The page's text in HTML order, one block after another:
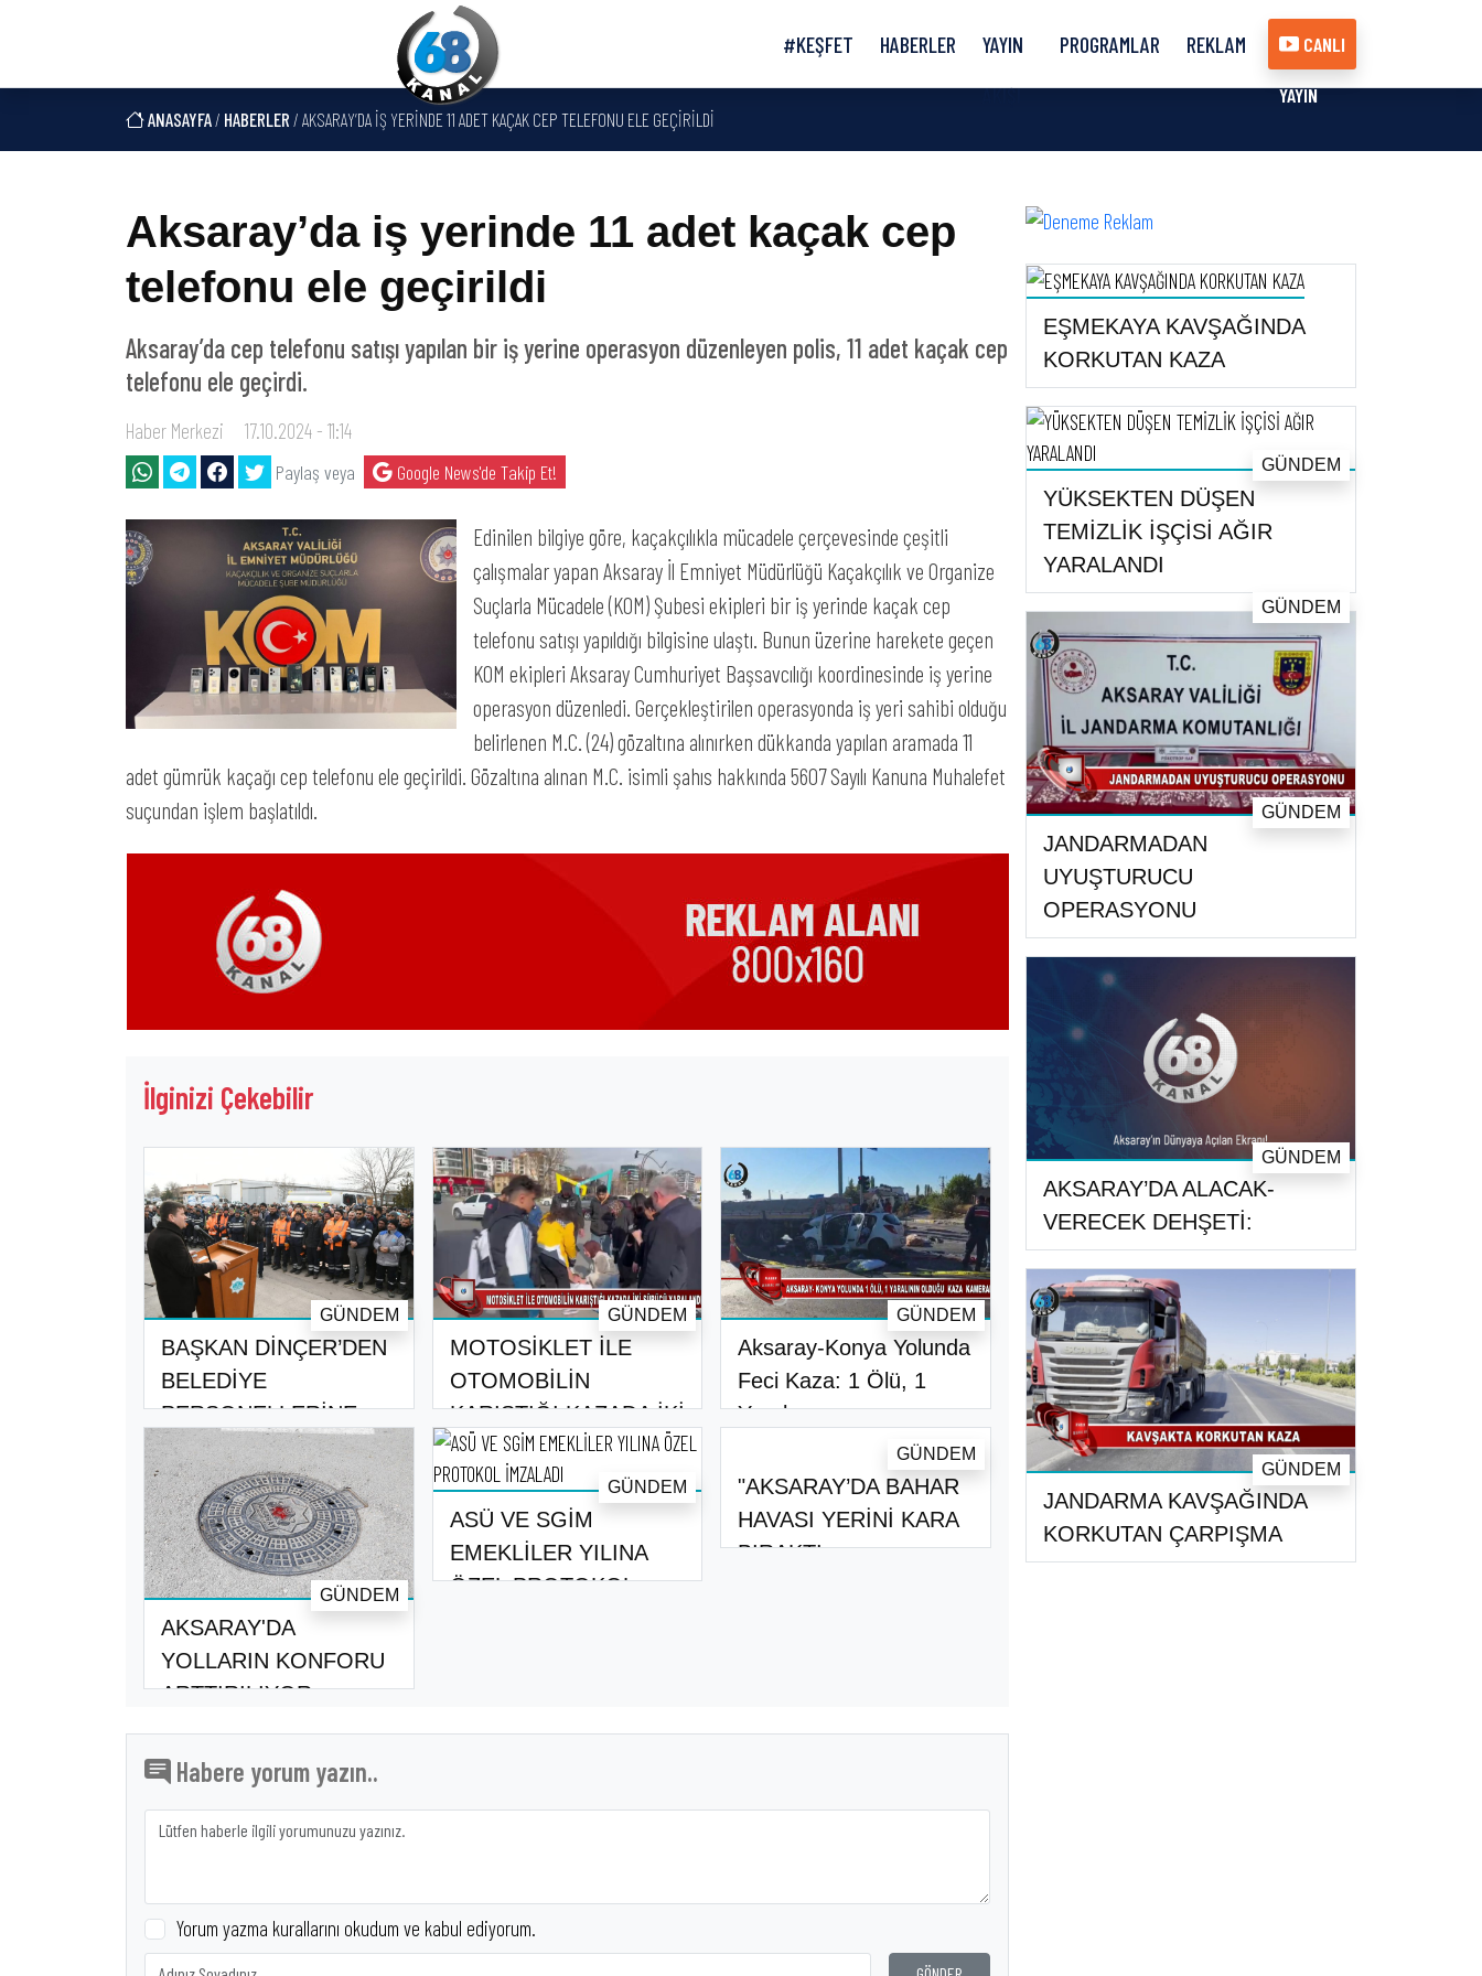
#KEŞFET HABERLER
YAYIN
AKIŞI
PROGRAMLAR REKLAM CANLI
YAYIN
ANASAYFA/ HABERLER / AKSARAY’DA IŞ YERINDE 11 ADET KAÇAK CEP TELEFONU ELE GEÇIRILDI
Aksaray’da iş yerinde 11 adet kaçak cep
telefonu ele geçirildi
Aksaray’da cep telefonu satışı yapılan bir iş yerine operasyon düzenleyen polis, 11 adet kaçak cep
telefonu ele geçirdi.
Haber Merkezi 17.10.2024 - 11:14
Paylaş veya Google News'de Takip Et!
Edinilen bilgiye göre, kaçakçılıkla mücadele çerçevesinde çeşitli
çalışmalar yapan Aksaray İl Emniyet Müdürlüğü Kaçakçılık ve Organize
Suçlarla Mücadele (KOM) Şubesi ekipleri bir iş yerinde kaçak cep
telefonu satışı yapıldığı bilgisine ulaştı. Bunun üzerine harekete geçen
KOM ekipleri Aksaray Cumhuriyet Başsavcılığı koordinesinde iş yerine
operasyon düzenledi. Gerçekleştirilen operasyonda iş yeri sahibi olduğu
belirlenen M.C. (24) gözaltına alınırken dükkanda yapılan aramada 11
adet gümrük kaçağı cep telefonu ele geçirildi. Gözaltına alınan M.C. isimli şahıs hakkında 5607 Sayılı Kanuna Muhalefet
suçundan işlem başlatıldı.
İlginizi Çekebilir
BAŞKAN DİNÇER’DEN
BELEDİYE
PERSONELLERİNE
MÜJDE..
GÜNDEM
MOTOSİKLET İLE
OTOMOBİLİN
KARIŞTIĞI KAZADA İKİ
SÜR..
GÜNDEM
Aksaray-Konya Yolunda
Feci Kaza: 1 Ölü, 1
Yaralı..
GÜNDEM
AKSARAY'DA
YOLLARIN KONFORU
ARTTIRILIYOR
GÜNDEM
ASÜ VE SGİM
EMEKLİLER YILINA
ÖZEL PROTOKOL
GÜNDEM
"AKSARAY’DA BAHAR
HAVASI YERİNİ KARA
BIRAKTI
GÜNDEM
Habere yorum yazın..
Yorum yazma kurallarını okudum ve kabul ediyorum.
EŞMEKAYA KAVŞAĞINDA
KORKUTAN KAZA
GÜNDEM
YÜKSEKTEN DÜŞEN
TEMİZLİK İŞÇİSİ AĞIR
YARALANDI
GÜNDEM
JANDARMADAN
UYUŞTURUCU
OPERASYONU
GÜNDEM
AKSARAY’DA ALACAK-
VERECEK DEHŞETİ:
GÜNDEM
JANDARMA KAVŞAĞINDA
KORKUTAN ÇARPIŞMA
GÜNDEM